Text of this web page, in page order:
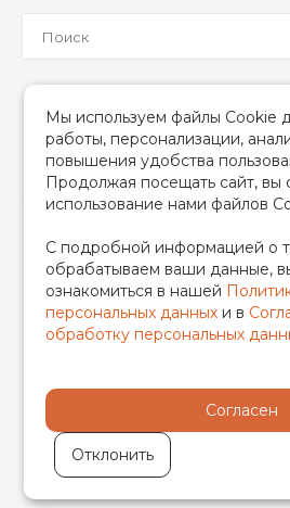
2026 © TIM (ТИМ) Инженерная
защищены
ИП Гончаренко Надежда
500708528433/
Мы используем файлы Cookie
работы, персонализации,
повышения удобства
Продолжая посещать сайт, вы
использование нами файлов
С подробной информацией о
обрабатываем ваши данные,
ознакомиться в нашей
персональных данных и в
обработку персональных
Согласен
Отклонить